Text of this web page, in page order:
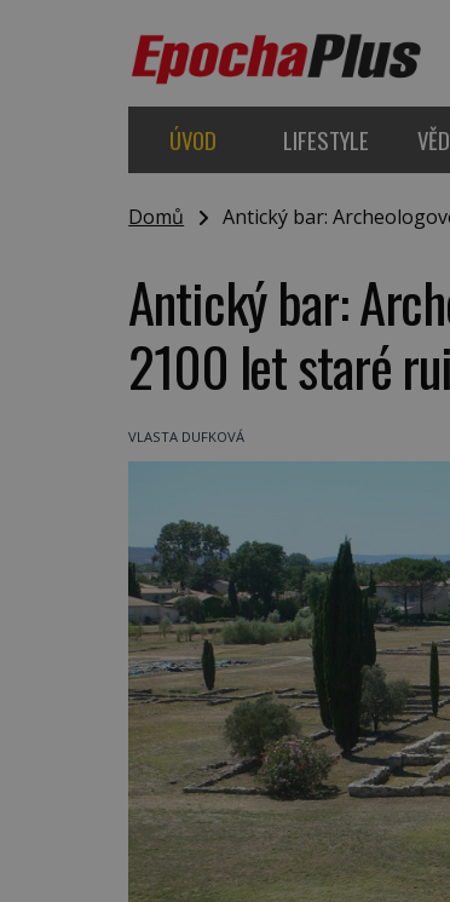
ÚVOD LIFESTYLE
Domů Antický bar:
Antický bar:
2100 let staré
VLASTA DUFKOVÁ